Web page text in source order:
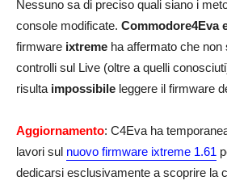
Nessuno sa di preciso quali siano i
console modificate. Commodore4Eva
firmware ixtreme ha affermato che
controlli sul Live (oltre a quelli
risulta impossibile leggere il firmware
Aggiornamento: C4Eva ha
lavori sul nuovo firmware ixtreme 1.61
dedicarsi esclusivamente a scoprire la